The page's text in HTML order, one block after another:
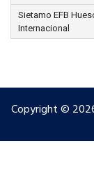
Sietamo EFB
Internacional
Copyright ©